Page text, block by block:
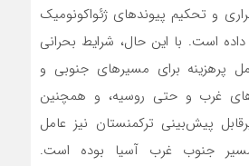
و تحکیم پیوندهای ژئواکونومیک
است. با این حال، شرایط بحرانی
پرهزینه برای مسیرهای جنوبی و
غرب و حتی روسیه، و همچنین
پیش‌بینی ترکمنستان نیز عامل
جنوب غرب آسیا بوده است.